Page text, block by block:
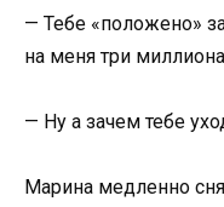
— Тебе «положено»
на меня три
— Ну а зачем тебе
Марина медленно